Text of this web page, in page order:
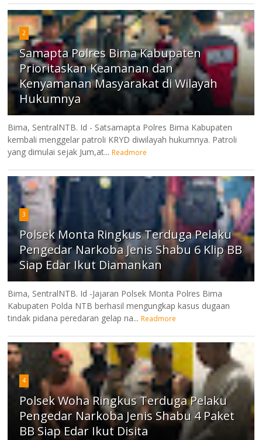
2
Samapta Polres Bima Kabupaten
Prioritaskan Keamanan dan
Kenyamanan Masyarakat di Wilayah
Hukumnya
Bima, SentralNTB. Id - Satsamapta Polres Bima Kabupaten
kembali menggelar patroli KRYD diwilayah hukumnya. Patroli
yang dimulai sejak Jum,at... Readmore
3
Polsek Monta Ringkus Terduga Pelaku
Pengedar Narkoba Jenis Shabu 6 Klip BB
Siap Edar Ikut Diamankan
Bima, SentralNTB. Id -Jajaran Polsek Monta Polres Bima
Kabupaten Polda NTB berhasil mengungkap kasus dugaan
tindak pidana peredaran gelap na... Readmore
4
Polsek Woha Ringkus Terduga Pelaku
Pengedar Narkoba Jenis Shabu 4 Paket
BB Siap Edar Ikut Disita